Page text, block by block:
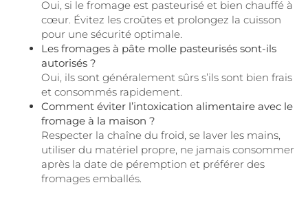
Oui, si le fromage est pasteurisé et bien chauffé à
cœur. Évitez les croûtes et prolongez la cuisson
pour une sécurité optimale.
Les fromages à pâte molle pasteurisés sont-ils
autorisés ?
Oui, ils sont généralement sûrs s’ils sont bien frais
et consommés rapidement.
Comment éviter l’intoxication alimentaire avec le
fromage à la maison ?
Respecter la chaîne du froid, se laver les mains,
utiliser du matériel propre, ne jamais consommer
après la date de péremption et préférer des
fromages emballés.